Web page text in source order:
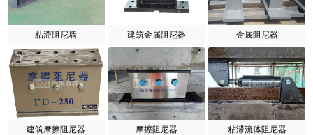
粘滞阻尼墙 建筑金属阻尼器 金属阻尼器
建筑摩擦阻尼器 摩擦阻尼器 粘滞流体阻尼器